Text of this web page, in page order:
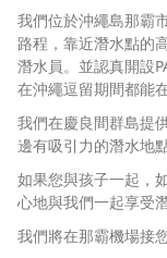
我們位於沖繩島那霸
路程，靠近潛水點的
潛水員。並認真開設
在沖繩逗留期間都能
我們在慶良間群島提
邊有吸引力的潛水地點
如果您與孩子一起，
心地與我們一起享受潛
我們將在那霸機場接